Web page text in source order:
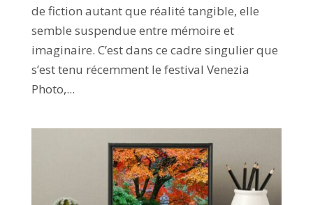
de fiction autant que réalité tangible, elle
semble suspendue entre mémoire et
imaginaire. C’est dans ce cadre singulier que
s’est tenu récemment le festival Venezia
Photo,...